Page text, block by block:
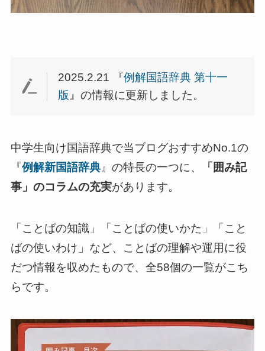
2025.2.21 『例解国語辞典 第十一
版 』の情報に更新しました。
中学生向け国語辞典で当ブログおすすめNo.1の
『例解新国語辞典』の特長の一つに、
「囲み記
事」のコラムの充実があります。
「ことばの知識」「ことばの使いかた」「こと
ばの使いわけ」など、ことばの理解や運用に役
だつ情報を収めたもので、全58個の一覧がこち
らです。